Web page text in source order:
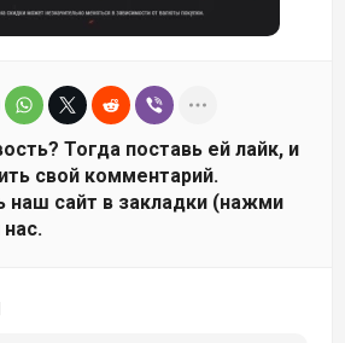
Тогда поставь ей лайк, и
свой комментарий.
наш сайт в закладки (нажми